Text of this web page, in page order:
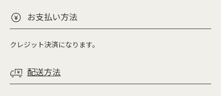
お支払い方法
クレジット決済になります。
配送方法